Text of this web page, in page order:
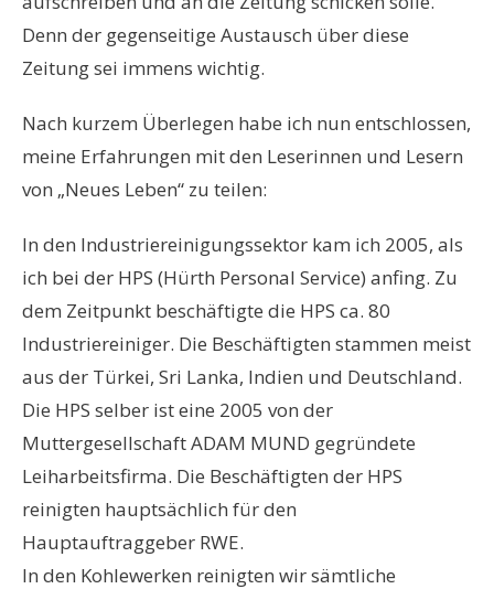
Denn der gegenseitige Austausch über diese
Zeitung sei immens wichtig.
Nach kurzem Überlegen habe ich nun entschlossen,
meine Erfahrungen mit den Leserinnen und Lesern
von „Neues Leben“ zu teilen:
In den Industriereinigungssektor kam ich 2005, als
ich bei der HPS (Hürth Personal Service) anfing. Zu
dem Zeitpunkt beschäftigte die HPS ca. 80
Industriereiniger. Die Beschäftigten stammen meist
aus der Türkei, Sri Lanka, Indien und Deutschland.
Die HPS selber ist eine 2005 von der
Muttergesellschaft ADAM MUND gegründete
Leiharbeitsfirma. Die Beschäftigten der HPS
reinigten hauptsächlich für den
Hauptauftraggeber RWE.
In den Kohlewerken reinigten wir sämtliche